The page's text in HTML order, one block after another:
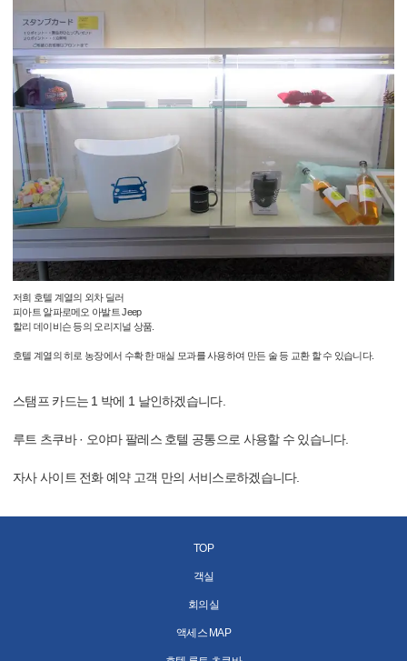
저희 호텔 계열의 외차 딜러
피아트 알파로메오 아발트 Jeep
할리 데이비슨 등의 오리지널 상품.
호텔 계열의 히로 농장에서 수확 한 매실 모과를 사용하여 만든 술 등 교환 할 수 있습니다.
스탬프 카드는 1 박에 1 날인하겠습니다.
루트 츠쿠바 · 오야마 팔레스 호텔 공통으로 사용할 수 있습니다.
자사 사이트 전화 예약 고객 만의 서비스로하겠습니다.
TOP
객실
회의실
액세스 MAP